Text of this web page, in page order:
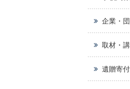
企業・
取材・
遺贈寄付